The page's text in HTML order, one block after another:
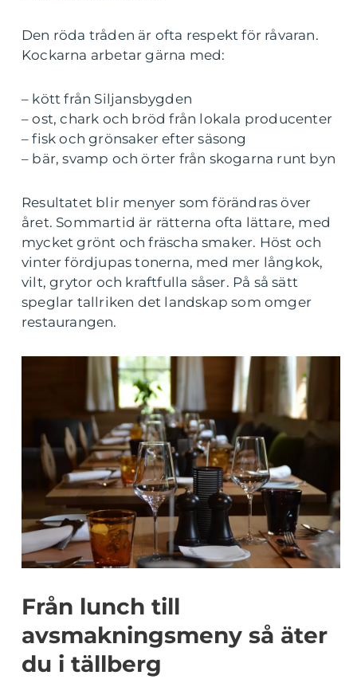
Den röda tråden är ofta respekt för råvaran.
Kockarna arbetar gärna med:
– kött från Siljansbygden
– ost, chark och bröd från lokala producenter
– fisk och grönsaker efter säsong
– bär, svamp och örter från skogarna runt byn
Resultatet blir menyer som förändras över
året. Sommartid är rätterna ofta lättare, med
mycket grönt och fräscha smaker. Höst och
vinter fördjupas tonerna, med mer långkok,
vilt, grytor och kraftfulla såser. På så sätt
speglar tallriken det landskap som omger
restaurangen.
Från lunch till
avsmakningsmeny så äter
du i tällberg